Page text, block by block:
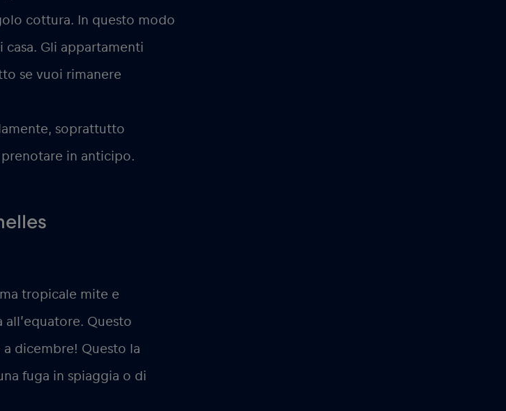
cottura. In questo modo
Gli appartamenti
se vuoi rimanere
soprattutto
in anticipo.
tropicale mite e
Questo
dicembre! Questo la
fuga in spiaggia o di